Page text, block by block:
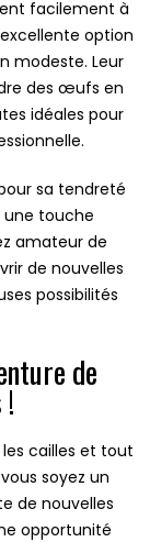
facilement à
option
modeste. Leur
des œufs en
idéales pour
sa tendreté
une touche
amateur de
de nouvelles
possibilités
de
!
cailles et tout
soyez un
de nouvelles
opportunité